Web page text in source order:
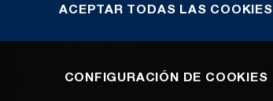
ACEPTAR TODAS LAS COOKIES
CONFIGURACIÓN DE COOKIES